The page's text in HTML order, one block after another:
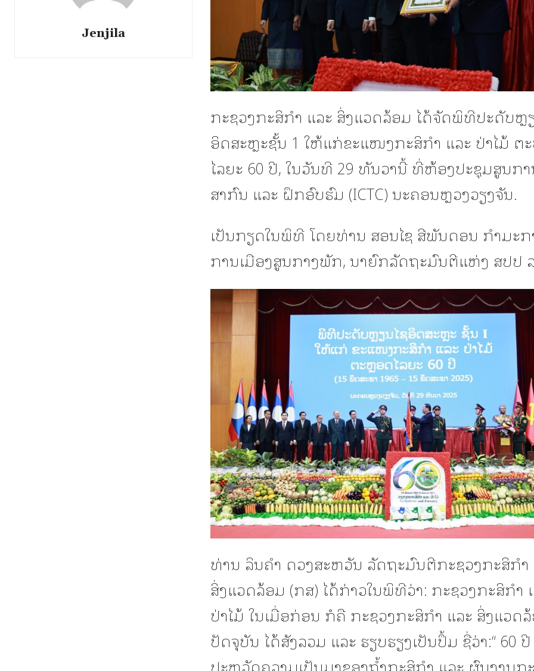
Jenjila
ກະຊວງກະສິກໍາ ແລະ ສິ່ງແວດລ້ອມ ໄດ້ຈັດພິທີປະດັບຫຼ
ອິດສະຫຼະຊັ້ນ 1 ໃຫ້ແກ່ຂະແໜງກະສິກໍາ ແລະ ປ່າໄມ້ ຕ
ໄລຍະ 60 ປີ, ໃນວັນທີ 29 ທັນວານີ້ ທີ່ຫ້ອງປະຊຸມສູນກ
ສາກົນ ແລະ ຝຶກອົບຮົມ (ICTC) ນະຄອນຫຼວງວຽງຈັນ.
ເປັນກຽດໃນພິທີ ໂດຍທ່ານ ສອນໄຊ ສີພັນດອນ ກໍາມະ
ການເມືອງສູນກາງພັກ, ນາຍົກລັດຖະມົນຕີແຫ່ງ ສປປ
ທ່ານ ລິນຄໍາ ດວງສະຫວັນ ລັດຖະມົນຕີກະຊວງກະສິກໍາ
ສິ່ງແວດລ້ອມ (ກສ) ໄດ້ກ່າວໃນພິທີວ່າ: ກະຊວງກະສິກຳ
ປ່າໄມ້ ໃນເມື່ອກ່ອນ ກໍຄື ກະຊວງກະສິກຳ ແລະ ສິ່ງແວດ
ປັດຈຸບັນ ໄດ້ສັງລວມ ແລະ ຮຽບຮຽງເປັນປຶ້ມ ຊື່ວ່າ:“ 60 ປີ
ປະຫວັດຄວາມເປັນມາຂອງຖໍ້າກະສິກຳ ແລະ ຜົນງານກ